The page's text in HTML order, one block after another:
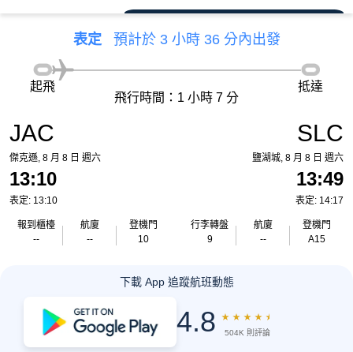
表定 預計於 3 小時 36 分內出發
JAC
傑克遜, 8 月 8 日 週六
13:10
表定: 13:10
報到櫃檯
--
航廈
--
登機門
10
起飛
飛行時間：1 小時 7 分
抵達
SLC
鹽湖城, 8 月 8 日 週六
13:49
表定: 14:17
行李轉盤
9
航廈
--
登機門
A15
下載 App 追蹤航班動態
4.8 ★ ★ ★ ★ ★
504K 則評論